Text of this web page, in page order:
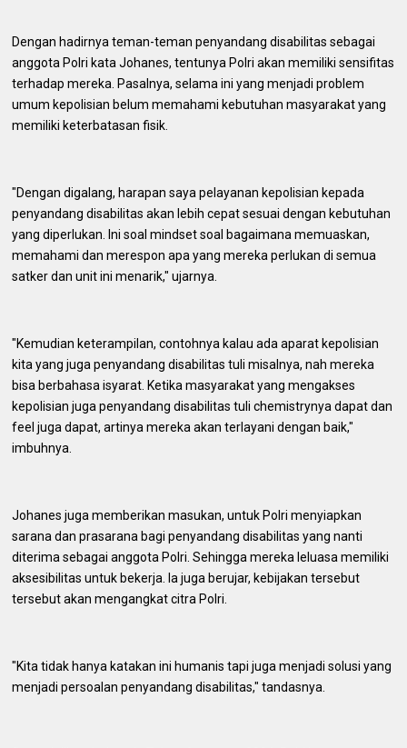
Dengan hadirnya teman-teman penyandang disabilitas sebagai
anggota Polri kata Johanes, tentunya Polri akan memiliki sensifitas
terhadap mereka. Pasalnya, selama ini yang menjadi problem
umum kepolisian belum memahami kebutuhan masyarakat yang
memiliki keterbatasan fisik.
"Dengan digalang, harapan saya pelayanan kepolisian kepada
penyandang disabilitas akan lebih cepat sesuai dengan kebutuhan
yang diperlukan. Ini soal mindset soal bagaimana memuaskan,
memahami dan merespon apa yang mereka perlukan di semua
satker dan unit ini menarik," ujarnya.
"Kemudian keterampilan, contohnya kalau ada aparat kepolisian
kita yang juga penyandang disabilitas tuli misalnya, nah mereka
bisa berbahasa isyarat. Ketika masyarakat yang mengakses
kepolisian juga penyandang disabilitas tuli chemistrynya dapat dan
feel juga dapat, artinya mereka akan terlayani dengan baik,"
imbuhnya.
Johanes juga memberikan masukan, untuk Polri menyiapkan
sarana dan prasarana bagi penyandang disabilitas yang nanti
diterima sebagai anggota Polri. Sehingga mereka leluasa memiliki
aksesibilitas untuk bekerja. Ia juga berujar, kebijakan tersebut
tersebut akan mengangkat citra Polri.
"Kita tidak hanya katakan ini humanis tapi juga menjadi solusi yang
menjadi persoalan penyandang disabilitas," tandasnya.